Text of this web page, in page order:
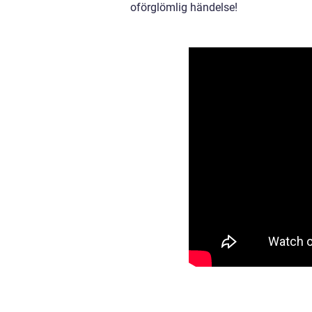
oförglömlig händelse!